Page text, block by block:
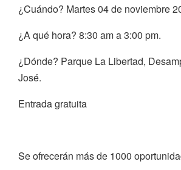
¿Cuándo? Martes 04 de noviembre
¿A qué hora? 8:30 am a 3:00 pm.
¿Dónde? Parque La Libertad,
José.
Entrada gratuita
Se ofrecerán más de 1000